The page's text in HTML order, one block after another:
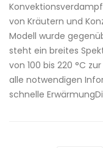
von Kräutern und
Modell wurde
steht ein breites
von 100 bis 220 °C
alle notwendigen
schnelle